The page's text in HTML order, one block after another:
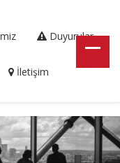
Duyurular
İletişim